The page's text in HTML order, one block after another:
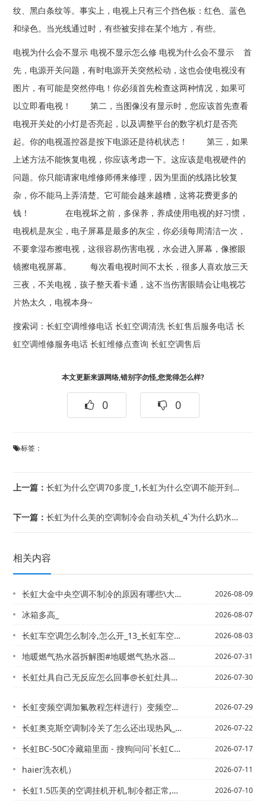
纹、黑白条纹等。事实上，电视上只有三个挡色板：红色、蓝色
和绿色。当光线通过时，有些被安排在某个地方，有些。
电视为什么会不显示 电视不显示怎么修 电视为什么会不显示 首
先，电源开关问题，有时电源开关突然松动，这也会使电视没有
图片，有可能是突然停电！你必须首先检查这两种情况，如果可
以立即看电视！ 第二，当图像没有显示时，您应该首先查看
电视开关处的小灯是否亮起，以及调整平台的数字机灯是否亮
起。你的电视遥控器是按下电源还是待机状态！ 第三，如果
上述方法不能恢复电视，你应该考虑一下。这应该是电视硬件的
问题。你只能请家电维修师傅来修理，因为里面的线路比较复
杂，你不能马上弄清楚。它可能会越来越糟，这将花费更多的
钱！ 在电视坏之前，多保养，养成使用电视的好习惯，
电视机是灰尘，电子屏幕是最多的灰尘，你必须每周清洁一次，
不要拿湿布擦电视，这很容易伤害电视，水会进入屏幕，像擦眼
镜擦电视屏幕。 每次看电视时间不太长，很多人喜欢放三天
三夜，不关电视，孩子整天看卡通，这不当伤害眼睛会让电视芯
片热太久，电视本身~
搜索词：长虹空调维修电话 长虹空调清洗 长虹售后服务电话 长
虹空调维修服务电话 长虹维修点查询 长虹空调售后
本文更新来源网络,错别字勿怪,您觉得怎么样?
0 0
标签：
上一篇：长虹为什么空调70多度_1,长虹为什么空调不能开到15度-正确使用空调方法
下一篇：长虹为什么美的空调制冷会自动关机_4`为什么奶水越喂越少
相关内容
长虹大金中央空调不制冷的原因有哪些\大金中央空调氟利昂加注压力标准_1 2026-08-09
冰箱多高_ 2026-08-07
长虹车空调怎么制冷,怎么开_13_长虹车空调怎么制冷,怎么开_18 2026-08-03
地暖燃气热水器拆解图#地暖燃气热水器拆解图视频 2026-07-31
长虹灶具自己无反应怎么回事@长虹灶具自己无反应怎么回事啊 2026-07-30
长虹变频空调加氟教程怎样进行）变频空调加氟利昂 压力表加到多少？ 2026-07-29
长虹奥克斯空调制冷关了怎么还出现热风_3，长虹奥克斯空调制冷模式下，出热风。。。... 2026-07-22
长虹BC-50C冷藏箱里面 - 搜狗问问`长虹C5 自动空调冬天怎么使用 2026-07-17
haier洗衣机） 2026-07-11
长虹1.5匹美的空调挂机开机,制冷都正常,就是关机后还长时间的继续运作是怎么回事... 2026-07-10